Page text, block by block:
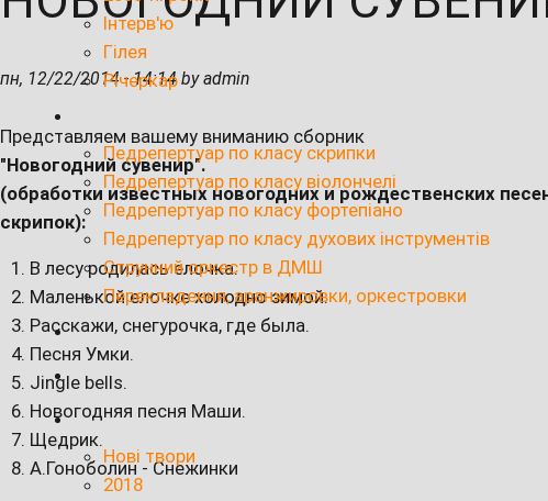
Інтерв'ю
Гілея
Річеркар
Педрепертуар по класу скрипки
Педрепертуар по класу віолончелі
Педрепертуар по класу фортепіано
Педрепертуар по класу духових інструментів
Струнний оркестр в ДМШ
Перекладення, аранжировки, оркестровки
Нові твори
2018
пн, 12/22/2014 - 14:14 by admin
Представляем вашему вниманию сборник
"Новогодний сувенир".
(обработки известных новогодних и рождественских
скрипок):
В лесу родилась елочка.
Маленькой елочке холодно зимой.
Расскажи, снегурочка, где была.
Песня Умки.
Jingle bells.
Новогодняя песня Маши.
Щедрик.
А.Гоноболин - Снежинки